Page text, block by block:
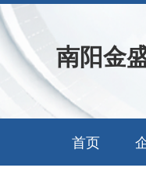
南阳金
首页